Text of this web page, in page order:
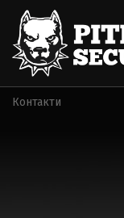
Контакти